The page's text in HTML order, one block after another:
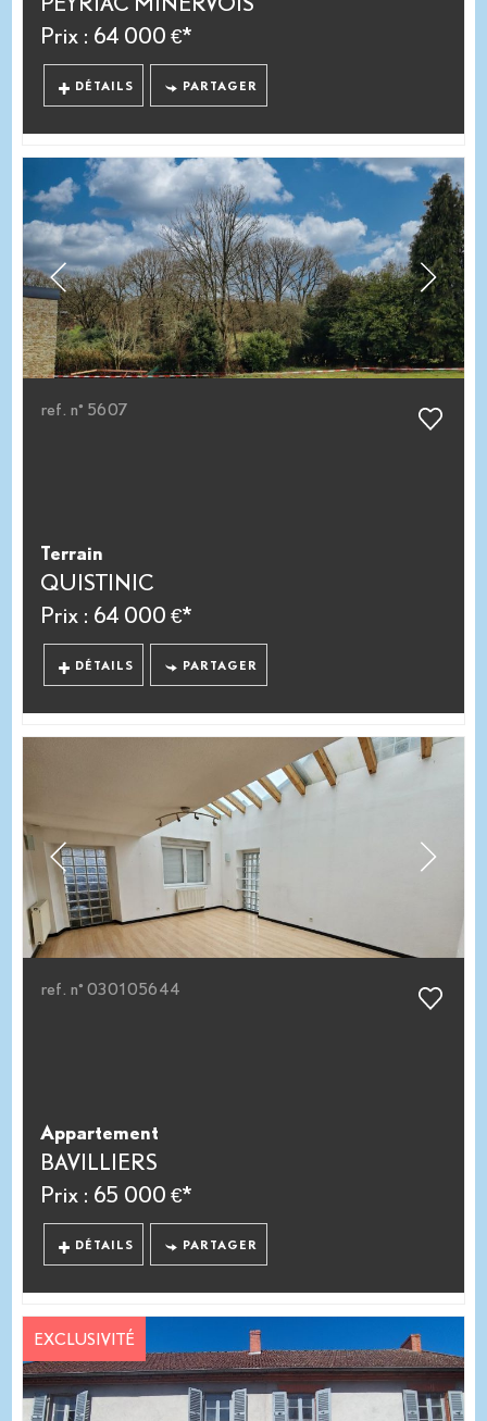
Prix : 64 000 €*
DÉTAILS PARTAGER
ref. n° 5607
Terrain
QUISTINIC
Prix : 64 000 €*
DÉTAILS PARTAGER
ref. n° 030105644
Appartement
BAVILLIERS
Prix : 65 000 €*
DÉTAILS PARTAGER
EXCLUSIVITÉ